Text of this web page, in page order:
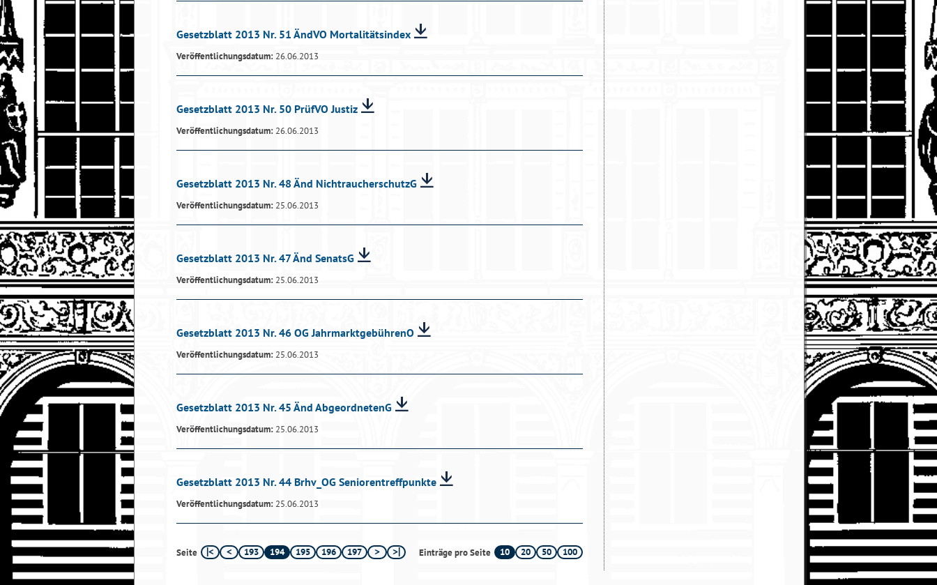
Gesetzblatt 2013 Nr. 51 ÄndVO Mortalitätsindex
Veröffentlichungsdatum: 26.06.2013
Gesetzblatt 2013 Nr. 50 PrüfVO Justiz
Veröffentlichungsdatum: 26.06.2013
Gesetzblatt 2013 Nr. 48 Änd NichtraucherschutzG
Veröffentlichungsdatum: 25.06.2013
Gesetzblatt 2013 Nr. 47 Änd SenatsG
Veröffentlichungsdatum: 25.06.2013
Gesetzblatt 2013 Nr. 46 OG JahrmarktgebührenO
Veröffentlichungsdatum: 25.06.2013
Gesetzblatt 2013 Nr. 45 Änd AbgeordnetenG
Veröffentlichungsdatum: 25.06.2013
Gesetzblatt 2013 Nr. 44 Brhv_OG Seniorentreffpunkte
Veröffentlichungsdatum: 25.06.2013
Seite 193 194 195 196 197 Einträge pro Seite 10 20 50 100